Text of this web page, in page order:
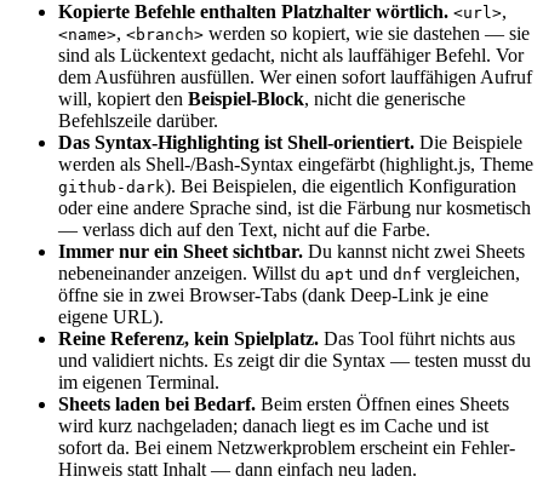
Kopierte Befehle enthalten Platzhalter wörtlich. <url>,
<name>, <branch> werden so kopiert, wie sie dastehen — sie
sind als Lückentext gedacht, nicht als lauffähiger Befehl. Vor
dem Ausführen ausfüllen. Wer einen sofort lauffähigen Aufruf
will, kopiert den Beispiel-Block, nicht die generische
Befehlszeile darüber.
Das Syntax-Highlighting ist Shell-orientiert. Die Beispiele
werden als Shell-/Bash-Syntax eingefärbt (highlight.js, Theme
github-dark). Bei Beispielen, die eigentlich Konfiguration
oder eine andere Sprache sind, ist die Färbung nur kosmetisch
— verlass dich auf den Text, nicht auf die Farbe.
Immer nur ein Sheet sichtbar. Du kannst nicht zwei Sheets
nebeneinander anzeigen. Willst du apt und dnf vergleichen,
öffne sie in zwei Browser-Tabs (dank Deep-Link je eine
eigene URL).
Reine Referenz, kein Spielplatz. Das Tool führt nichts aus
und validiert nichts. Es zeigt dir die Syntax — testen musst du
im eigenen Terminal.
Sheets laden bei Bedarf. Beim ersten Öffnen eines Sheets
wird kurz nachgeladen; danach liegt es im Cache und ist
sofort da. Bei einem Netzwerkproblem erscheint ein Fehler-
Hinweis statt Inhalt — dann einfach neu laden.